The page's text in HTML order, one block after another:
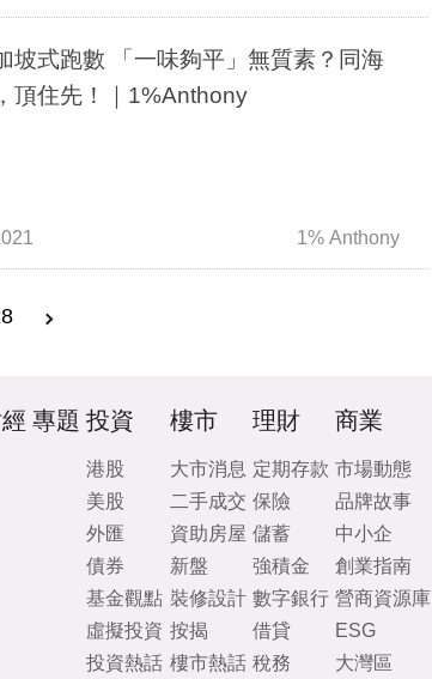
坡式跑數 「一味夠平」無質素？同海
頂住先！｜1%Anthony
1% Anthony
專題 投資
港股
美股
外匯
債券
基金觀點
虛擬投資
投資熱話
樓市
大市消息
二手成交
資助房屋
新盤
裝修設計
按揭
樓市熱話
理財
定期存款
保險
儲蓄
強積金
數字銀行
借貸
稅務
商業
市場動態
品牌故事
中小企
創業指南
營商資源庫
ESG
大灣區